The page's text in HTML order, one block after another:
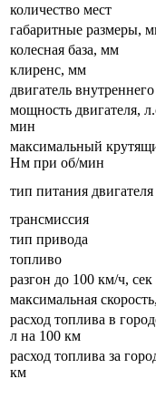
количество мест
габаритные размеры,
колесная база, мм
клиренс, мм
двигатель
мощность двигателя,
мин
максимальный
Нм при об/мин
тип питания двигателя
трансмиссия
тип привода
топливо
разгон до 100 км/ч, сек
максимальная
расход топлива в
л на 100 км
расход топлива за
км